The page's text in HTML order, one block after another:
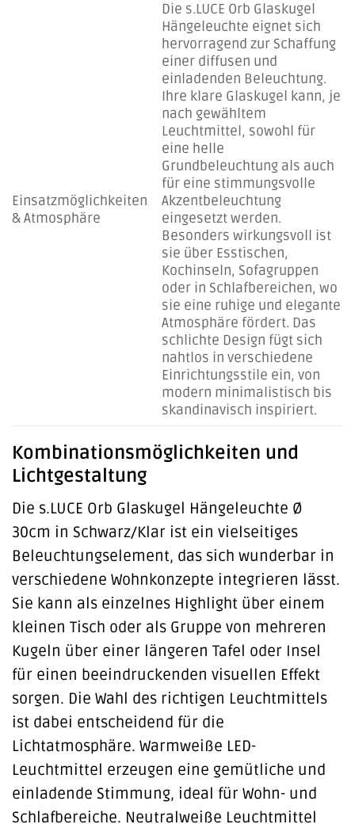
Einsatzmöglichkeiten
& Atmosphäre
Die s.LUCE Orb Glaskugel
Hängeleuchte eignet sich
hervorragend zur Schaffung
einer diffusen und
einladenden Beleuchtung.
Ihre klare Glaskugel kann, je
nach gewähltem
Leuchtmittel, sowohl für
eine helle
Grundbeleuchtung als auch
für eine stimmungsvolle
Akzentbeleuchtung
eingesetzt werden.
Besonders wirkungsvoll ist
sie über Esstischen,
Kochinseln, Sofagruppen
oder in Schlafbereichen, wo
sie eine ruhige und elegante
Atmosphäre fördert. Das
schlichte Design fügt sich
nahtlos in verschiedene
Einrichtungsstile ein, von
modern minimalistisch bis
skandinavisch inspiriert.
Kombinationsmöglichkeiten und
Lichtgestaltung
Die s.LUCE Orb Glaskugel Hängeleuchte Ø
30cm in Schwarz/Klar ist ein vielseitiges
Beleuchtungselement, das sich wunderbar in
verschiedene Wohnkonzepte integrieren lässt.
Sie kann als einzelnes Highlight über einem
kleinen Tisch oder als Gruppe von mehreren
Kugeln über einer längeren Tafel oder Insel
für einen beeindruckenden visuellen Effekt
sorgen. Die Wahl des richtigen Leuchtmittels
ist dabei entscheidend für die
Lichtatmosphäre. Warmweiße LED-
Leuchtmittel erzeugen eine gemütliche und
einladende Stimmung, ideal für Wohn- und
Schlafbereiche. Neutralweiße Leuchtmittel